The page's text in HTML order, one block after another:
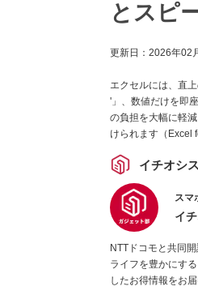
とスピ
更新日： 2026年02
エクセルには、直
'」、数値だけを即
の負担を大幅に軽
けられます（Excel
イチオシ
スマ
イ
NTTドコモと共同
ライフを豊かにす
したお得情報をお届